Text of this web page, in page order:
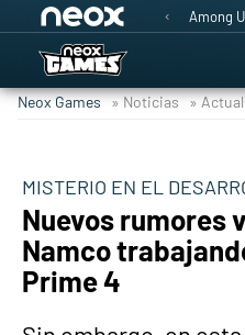
Among
Neox Games » Noticias »
MISTERIO EN EL
Nuevos rumores
Namco
Prime 4